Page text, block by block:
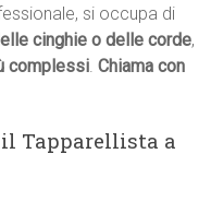
si occupa di
cinghie o delle corde,
complessi.Chiama con
Tapparellista a